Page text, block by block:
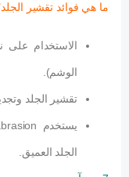
ما هي فوائد تقشير
الاستخدام على
الوشم).
تقشير الجلد
الجلد العميق.